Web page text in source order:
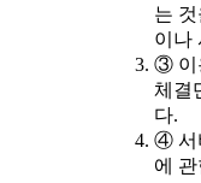
는
이나
③ 이
체결
다.
④ 서
에